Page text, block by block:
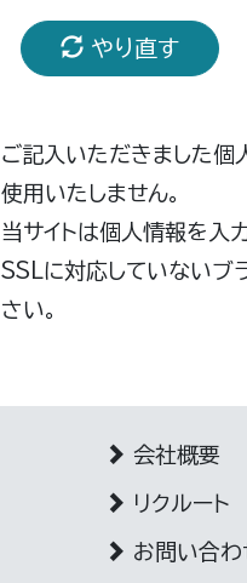
やり直す
ご記入いただきました個
使用いたしません。
当サイトは個人情報を入
SSLに対応していないブ
さい。
会社概要
リクルート
お問い合わ